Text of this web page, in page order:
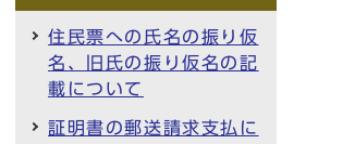
住民票への氏名の振り仮
名、旧氏の振り仮名の記
載について
証明書の郵送請求支払に